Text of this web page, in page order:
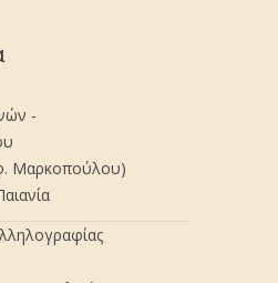
-
Μαρκοπούλου)